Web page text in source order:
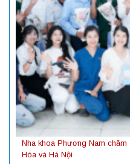
Nha khoa Phương Nam
Hóa và Hà Nội